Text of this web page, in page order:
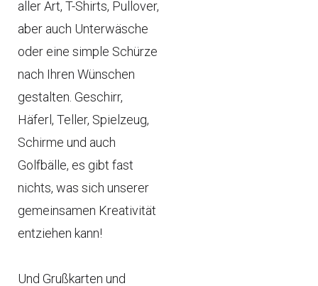
aller Art, T-Shirts, Pullover,
aber auch Unterwäsche
oder eine simple Schürze
nach Ihren Wünschen
gestalten. Geschirr,
Häferl, Teller, Spielzeug,
Schirme und auch
Golfbälle, es gibt fast
nichts, was sich unserer
gemeinsamen Kreativität
entziehen kann!
Und Grußkarten und